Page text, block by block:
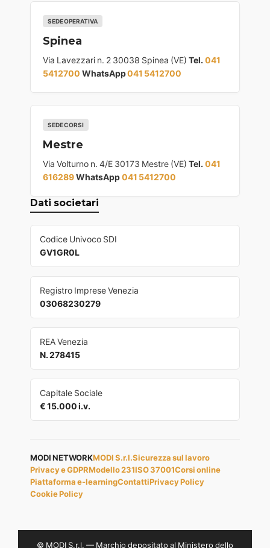
SEDE OPERATIVA
Spinea
Via Lavezzari n. 2 30038 Spinea (VE) Tel. 041
5412700 WhatsApp041 5412700
SEDE CORSI
Mestre
Via Volturno n. 4/E 30173 Mestre (VE) Tel. 041
616289WhatsApp041 5412700
Dati societari
Codice Univoco SDI
GV1GR0L
Registro Imprese Venezia
03068230279
REA Venezia
N. 278415
Capitale Sociale
€ 15.000 i.v.
MODI NETWORKMODI S.r.l.Sicurezza sul lavoro
Privacy e GDPRModello 231ISO 37001Corsi online
Piattaforma e-learningContattiPrivacy Policy
Cookie Policy
© MODI S.r.l. — Marchio depositato al Ministero dello